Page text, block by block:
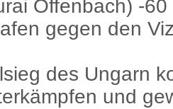
Offenbach) -
gegen den
des Ungarn
und